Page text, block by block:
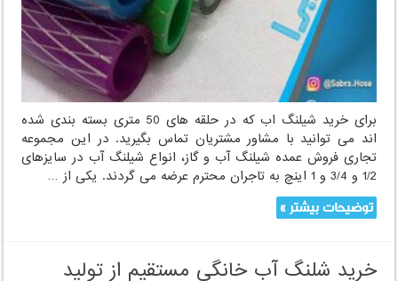
اینچ
+
ویژه
تاجران
برای خرید شیلنگ اب که در حلقه های 50 متری بسته بندی شده
اند می توانید با مشاور مشتریان تماس بگیرید. در این مجموعه
تجاری فروش عمده شیلنگ آب و گاز، انواع شیلنگ آب در سایزهای
1/2 و 3/4 و 1 اینچ به تاجران محترم عرضه می گردند. یکی از …
توضیحات بیشتر »
خرید شلنگ آب خانگی مستقیم از تولید